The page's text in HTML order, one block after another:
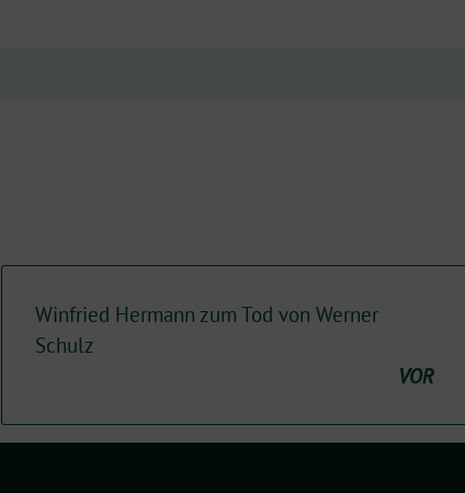
Winfried Hermann zum Tod von Werner
Schulz
VOR